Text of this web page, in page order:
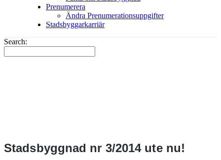
Prenumerera
Ändra Prenumerationsuppgifter
Stadsbyggarkarriär
Search:
Stadsbyggnad nr 3/2014 ute nu!